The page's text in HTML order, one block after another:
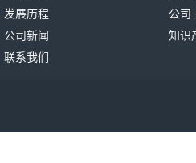
发展历程
公司新闻
联系我们
公司
知识